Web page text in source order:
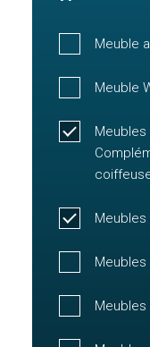
Meuble
Meuble
Meubles
Meubles